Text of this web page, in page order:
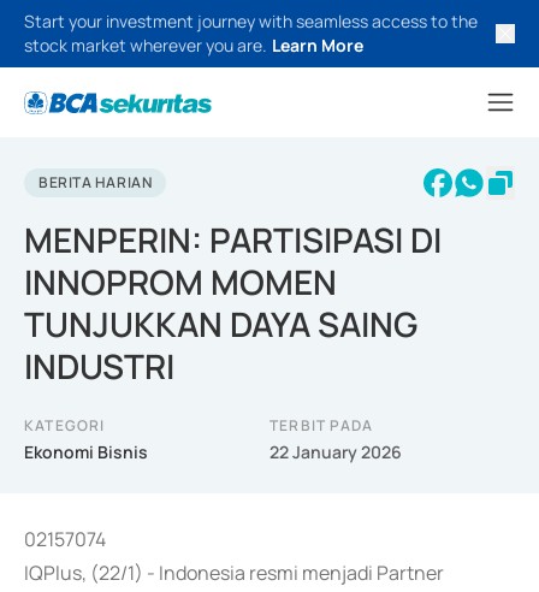
Start your investment journey with seamless access to the
stock market wherever you are. Learn More
BERITA HARIAN
MENPERIN: PARTISIPASI DI
INNOPROM MOMEN
TUNJUKKAN DAYA SAING
INDUSTRI
KATEGORI
Ekonomi Bisnis
TERBIT PADA
22 January 2026
02157074
IQPlus, (22/1) - Indonesia resmi menjadi Partner